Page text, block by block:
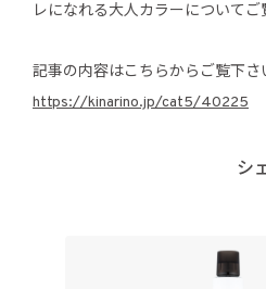
レになれる大人カラーについてご
記事の内容はこちらからご覧下さ
https://kinarino.jp/cat5/40225
シ